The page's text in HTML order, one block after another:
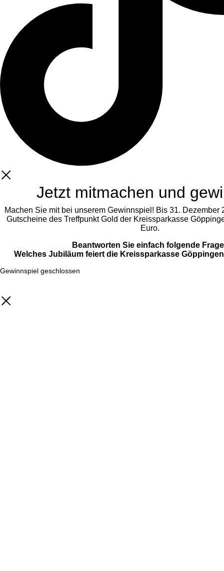
Jetzt mitmachen und
Machen Sie mit bei unserem Gewinnspiel! Bis 31. Dezember
Gutscheine des Treffpunkt Gold der Kreissparkasse
Euro.
Beantworten Sie einfach folgende
Welches Jubiläum feiert die Kreissparkasse
Gewinnspiel geschlossen